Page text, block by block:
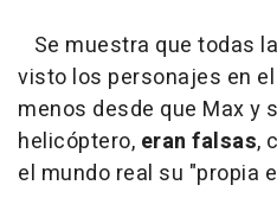
Se muestra que todas
visto los personajes en
menos desde que Max y
helicóptero, eran falsas,
el mundo real su "propia